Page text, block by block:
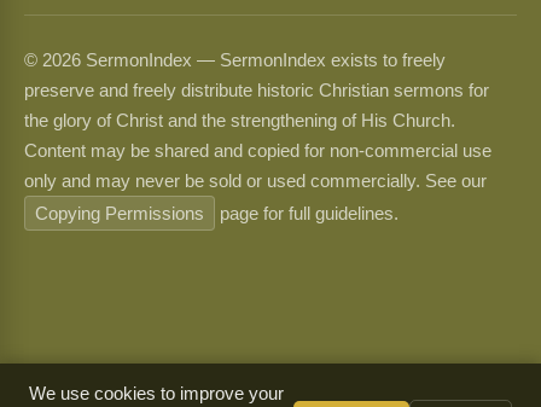
© 2026 SermonIndex — SermonIndex exists to freely
preserve and freely distribute historic Christian sermons for
the glory of Christ and the strengthening of His Church.
Content may be shared and copied for non-commercial use
only and may never be sold or used commercially. See our
Copying Permissions
page for full guidelines.
We use cookies to improve your